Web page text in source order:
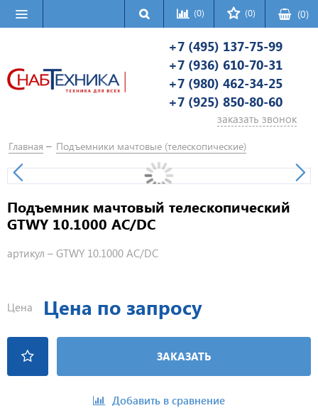
(0) (0) (0)
+7 (495) 137-75-99
+7 (936) 610-70-31
+7 (980) 462-34-25
+7 (925) 850-80-60
заказать звонок
Главная Подъемники мачтовые (телескопические)
Подъемник мачтовый телескопический
GTWY 10.1000 AC/DC
артикул – GTWY 10.1000 AC/DC
Цена Цена по запросу
ЗАКАЗАТЬ
Добавить в сравнение